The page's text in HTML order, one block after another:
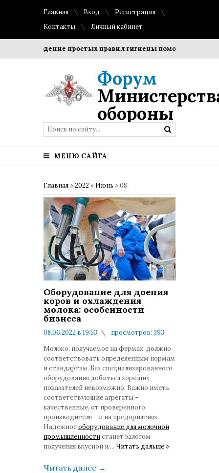
Главная Вход
Регистрация
Контакты
Личный кабинет
Соблюдение простых правил гигиены помогает
Форум
обороны
МЕНЮ САЙТА
Главная »2022 » Июнь »08
Оборудование для доения
коров и охлаждения
молока: особенности
бизнеса
08.06.2022 в 19:53
просмотров: 393
Молоко, получаемое на фермах, должно
соответствовать определенным нормам
и стандартам. Без специализированного
оборудования добиться хороших
показателей невозможно. Важно иметь
соответствующие агрегаты –
качественные, от проверенного
производителя – и на предприятиях.
Надежноеоборудование для молочной
промышленностистанет залогом
получения вкусной и ... Читать дальше »
Читать далее →